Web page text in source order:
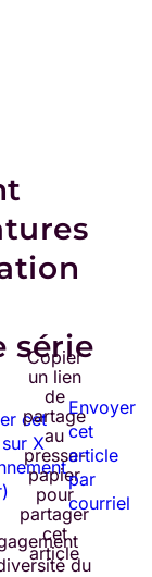
série
cet
X
Copier
un lien
de
partage
au
presse-
papier
pour
partager
cet
article
Envoyer
cet
article
par
courriel
du